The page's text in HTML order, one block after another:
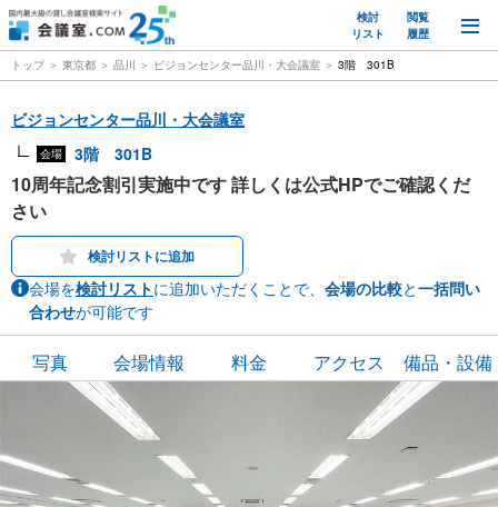
検討
リスト
閲覧
履歴
トップ 東京都 品川 ビジョンセンター品川・大会議室 3階 301B
ビジョンセンター品川・大会議室
会場 3階 301B
10周年記念割引実施中です 詳しくは公式HPでご確認くだ
さい
検討リストに追加
会場を検討リストに追加いただくことで、 会場の比較と一括問い
合わせが可能です
写真 会場情報 料金 アクセス 備品・設備